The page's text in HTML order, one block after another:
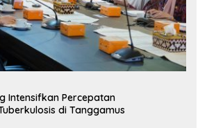
Intensifkan Percepatan
di Tanggamus